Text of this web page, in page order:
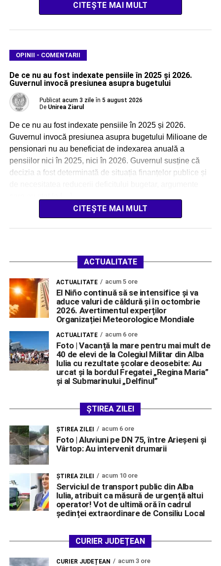
CITEȘTE MAI MULT
OPINII - COMENTARII
De ce nu au fost indexate pensiile în 2025 și 2026.
Guvernul invocă presiunea asupra bugetului
Publicat acum 3 zile în 5 august 2026
De Unirea Ziarul
De ce nu au fost indexate pensiile în 2025 și 2026.
Guvernul invocă presiunea asupra bugetului Milioane de
pensionari nu au beneficiat de indexarea anuală a
pensiilor nici în 2025, nici în 2026. Guvernul susține că
decizia a fost determinată de situația finanțelor publice și
CITEȘTE MAI MULT
ACTUALITATE
ACTUALITATE acum 5 ore
El Niño continuă să se intensifice și va
aduce valuri de căldură și în octombrie
2026. Avertimentul experților
Organizației Meteorologice Mondiale
ACTUALITATE acum 6 ore
Foto | Vacanță la mare pentru mai mult de
40 de elevi de la Colegiul Militar din Alba
Iulia cu rezultate școlare deosebite: Au
urcat și la bordul Fregatei „Regina Maria”
și al Submarinului „Delfinul”
ȘTIREA ZILEI
ŞTIREA ZILEI acum 6 ore
Foto | Aluviuni pe DN 75, între Arieșeni și
Vârtop: Au intervenit drumarii
ŞTIREA ZILEI acum 10 ore
Serviciul de transport public din Alba
Iulia, atribuit ca măsură de urgență altui
operator! Vot de ultimă oră în cadrul
ședinței extraordinare de Consiliu Local
CURIER JUDEȚEAN
CURIER JUDEȚEAN acum 3 ore